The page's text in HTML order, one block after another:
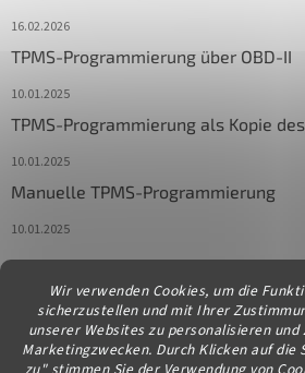
Wir verwenden Cookies, um die
sicherzustellen und mit Ihrer
unserer Websites zu personalisieren
Marketingzwecken. Durch Klicken auf
16.02.2026
TPMS-Programmierung über OBD-II
10.01.2025
TPMS-Programmierung als Kopie
10.01.2025
Manuelle TPMS-Programmierung
10.01.2025
Kontakt
info@diagstore.at